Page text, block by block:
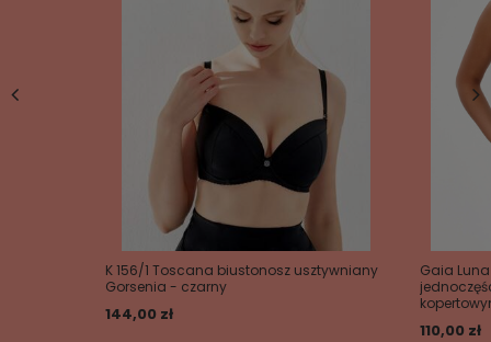
K 156/1 Toscana biustonosz usztywniany
Gorsenia - czarny
144,00 zł
Gaia
110,00 zł